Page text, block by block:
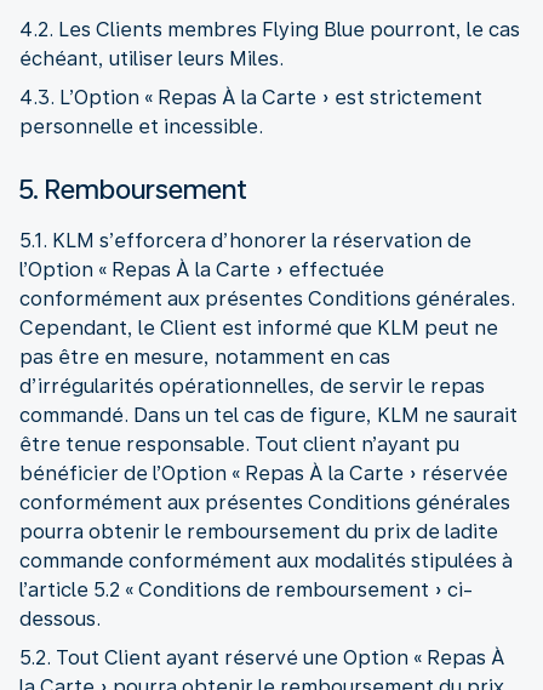
4.2. Les Clients membres Flying Blue pourront, le cas
échéant, utiliser leurs Miles.
4.3. L’Option « Repas À la Carte » est strictement
personnelle et incessible.
5. Remboursement
5.1. KLM s’efforcera d’honorer la réservation de
l’Option « Repas À la Carte » effectuée
conformément aux présentes Conditions générales.
Cependant, le Client est informé que KLM peut ne
pas être en mesure, notamment en cas
d’irrégularités opérationnelles, de servir le repas
commandé. Dans un tel cas de figure, KLM ne saurait
être tenue responsable. Tout client n’ayant pu
bénéficier de l’Option « Repas À la Carte » réservée
conformément aux présentes Conditions générales
pourra obtenir le remboursement du prix de ladite
commande conformément aux modalités stipulées à
l’article 5.2 « Conditions de remboursement » ci-
dessous.
5.2. Tout Client ayant réservé une Option « Repas À